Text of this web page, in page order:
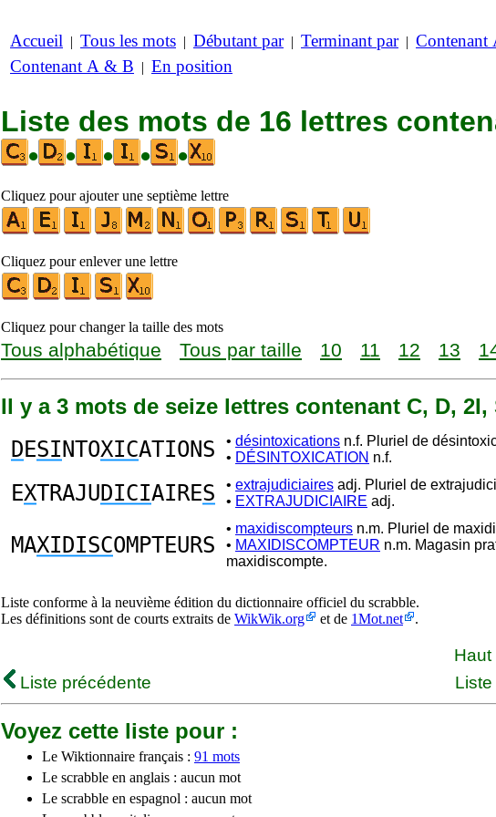
Accueil | Tous les mots | Débutant par| Terminant par| Contenant
Contenant A & B | En position
Liste des mots de 16 lettres
•
• • • •
Cliquez pour ajouter une septième lettre
Cliquez pour enlever une lettre
Cliquez pour changer la taille des mots
Tous alphabétique Tous par taille 10 11 12 13
Il y a 3 mots de seize lettres contenant C, D, 2I,
DESI NTOXICATIONS • désintoxications n.f. Pluriel de
• DÉSINTOXICATION n.f.
EXTRAJUDICIAIRES • extrajudiciaires adj. Pluriel de
• EXTRAJUDICIAIRE adj.
MAXIDISCOMPTEURS
• maxidiscompteurs n.m. Pluriel de
• MAXIDISCOMPTEUR n.m. Magasin
maxidiscompte.
Liste conforme à la neuvième édition du dictionnaire officiel du scrabble.
Les définitions sont de courts extraits de WikWik.org et de 1Mot.net .
Haut
Liste précédente
Voyez cette liste pour :
Le Wiktionnaire français : 91 mots
Le scrabble en anglais : aucun mot
Le scrabble en espagnol : aucun mot